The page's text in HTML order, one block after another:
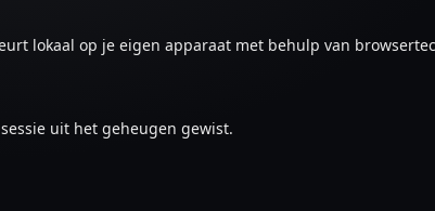
lokaal op je eigen apparaat met behulp van
uit het geheugen gewist.